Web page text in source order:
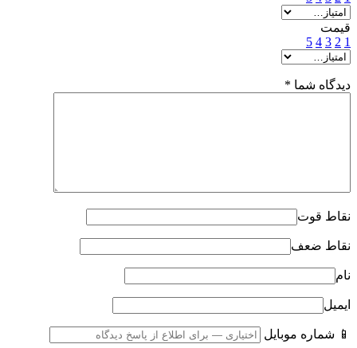
قیمت
1
2
3
4
5
دیدگاه شما *
نقاط قوت
نقاط ضعف
نام
ایمیل
📱 شماره موبایل